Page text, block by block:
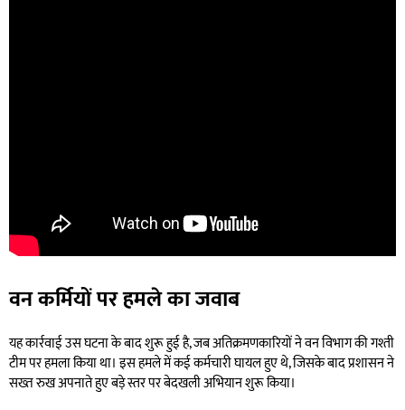
वन कर्मियों पर हमले का जवाब
यह कार्रवाई उस घटना के बाद शुरू हुई है, जब अतिक्रमणकारियों ने वन विभाग की गश्ती
टीम पर हमला किया था। इस हमले में कई कर्मचारी घायल हुए थे, जिसके बाद प्रशासन ने
सख्त रुख अपनाते हुए बड़े स्तर पर बेदखली अभियान शुरू किया।